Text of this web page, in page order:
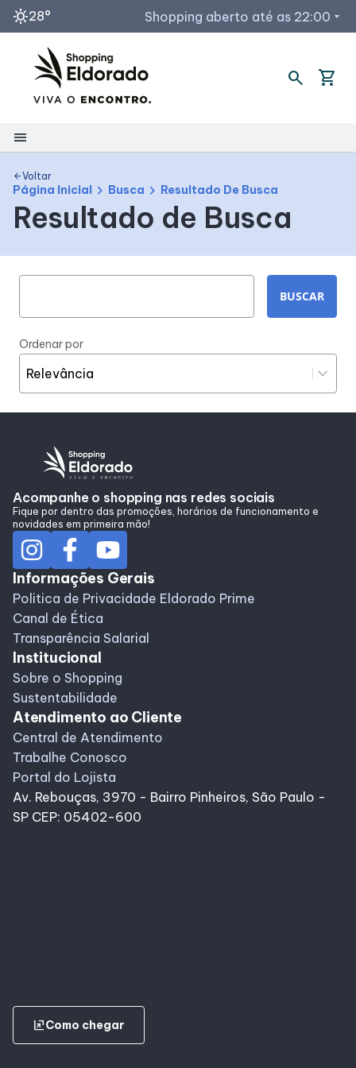
sunny28° Shopping aberto até as 22:00 arrow_drop_down
Horários de Funcionamento
Lojas e Quiosques
search shopping_cart
menu
Shopping
Mapa Interno
Como chegar
Horários
Entretenimento
Cinema
Teatro
Eventos
Fique por dentro
Lojas e Restaurantes
Lojas
Alimentação
Delivery de Alimentação
arrow_backVoltar
Página Inicial chevron_right Busca chevron_right Resultado De Busca
Resultado de Busca
Ordenar por
BUSCAR
Acompanhe o shopping nas redes sociais
Fique por dentro das promoções, horários de funcionamento e
novidades em primeira mão!
Informações Gerais
Politica de Privacidade Eldorado Prime
Canal de Ética
Transparência Salarial
Institucional
Sobre o Shopping
Sustentabilidade
Atendimento ao Cliente
Central de Atendimento
Trabalhe Conosco
Portal do Lojista
Av. Rebouças, 3970 - Bairro Pinheiros, São Paulo -
SP CEP: 05402-600
ungroupComo chegar